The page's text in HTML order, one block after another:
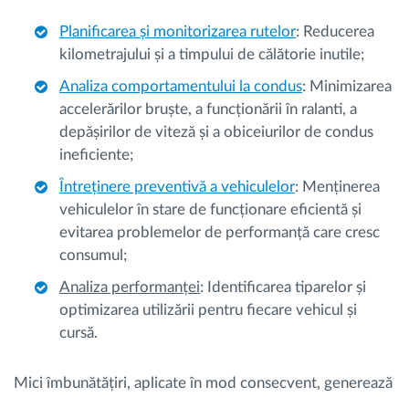
Planificarea și monitorizarea rutelor: Reducerea
kilometrajului și a timpului de călătorie inutile;
Analiza comportamentului la condus: Minimizarea
accelerărilor bruște, a funcționării în ralanti, a
depășirilor de viteză și a obiceiurilor de condus
ineficiente;
Întreținere preventivă a vehiculelor: Menținerea
vehiculelor în stare de funcționare eficientă și
evitarea problemelor de performanță care cresc
consumul;
Analiza performanței: Identificarea tiparelor și
optimizarea utilizării pentru fiecare vehicul și
cursă.
Mici îmbunătățiri, aplicate în mod consecvent, generează